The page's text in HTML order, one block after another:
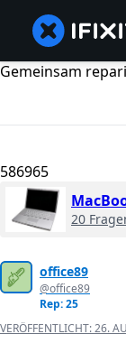
Gemeinsam
586965
20
office89
@office89
Rep: 25
VERÖFFENTLICHT:26.